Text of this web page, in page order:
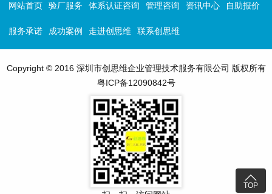

TOP
网站首页 验厂服务 体系认证咨询 管理咨询 资讯中心 自助报价
服务承诺 成功案例 走进创思维 联系创思维
Copyright © 2016 深圳市创思维企业管理技术服务有限公司 版权所有
粤ICP备12090842号